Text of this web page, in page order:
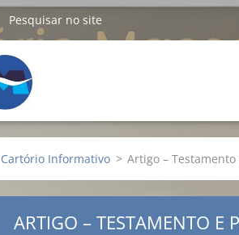
Cartório Informativo > Artigo –
ARTIGO – TESTAMENTO E